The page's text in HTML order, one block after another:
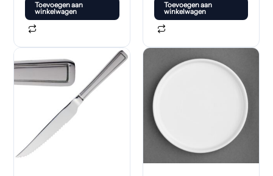
Toevoegen aan
winkelwagen
Toevoegen aan
winkelwagen